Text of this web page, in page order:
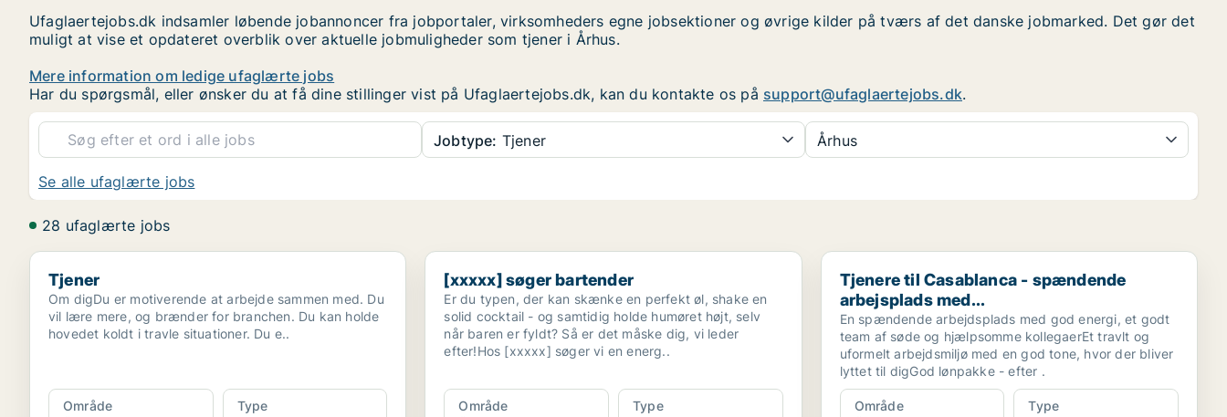
Ufaglaertejobs.dk indsamler løbende jobannoncer fra jobportaler, virksomheders egne jobsektioner og øvrige kilder på tværs af det danske jobmarked. Det gør det
muligt at vise et opdateret overblik over aktuelle jobmuligheder som tjener i Århus.
Mere information om ledige ufaglærte jobs
Har du spørgsmål, eller ønsker du at få dine stillinger vist på Ufaglaertejobs.dk, kan du kontakte os på support@ufaglaertejobs.dk.
Jobtype: Tjener Århus
Se alle ufaglærte jobs
28 ufaglærte jobs
Tjener
Tjener
Om digDu er motiverende at arbejde sammen med. Du
vil lære mere, og brænder for branchen. Du kan holde
hovedet koldt i travle situationer. Du e..
Område
Type
[xxxxx] søger bartender
[xxxxx] søger bartender
Er du typen, der kan skænke en perfekt øl, shake en
solid cocktail - og samtidig holde humøret højt, selv
når baren er fyldt? Så er det måske dig, vi leder
efter!Hos [xxxxx] søger vi en energ..
Område
Type
Tjenere til Casablanca - spændende arbejsplads med...
Tjenere til Casablanca - spændende
arbejsplads med...
En spændende arbejdsplads med god energi, et godt
team af søde og hjælpsomme kollegaerEt travlt og
uformelt arbejdsmiljø med en god tone, hvor der bliver
lyttet til digGod lønpakke - efter .
Område
Type